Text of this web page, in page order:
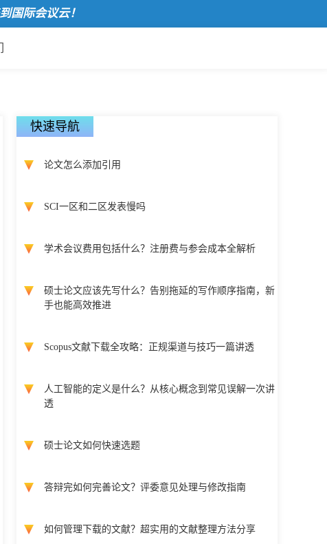
会议云！
快速导航
论文怎么添加引用
SCI一区和二区发表慢吗
学术会议费用包括什么？注册费与参会成本全解析
硕士论文应该先写什么？告别拖延的写作顺序指南，新
手也能高效推进
Scopus文献下载全攻略：正规渠道与技巧一篇讲透
人工智能的定义是什么？从核心概念到常见误解一次讲
透
硕士论文如何快速选题
答辩完如何完善论文？评委意见处理与修改指南
如何管理下载的文献？超实用的文献整理方法分享